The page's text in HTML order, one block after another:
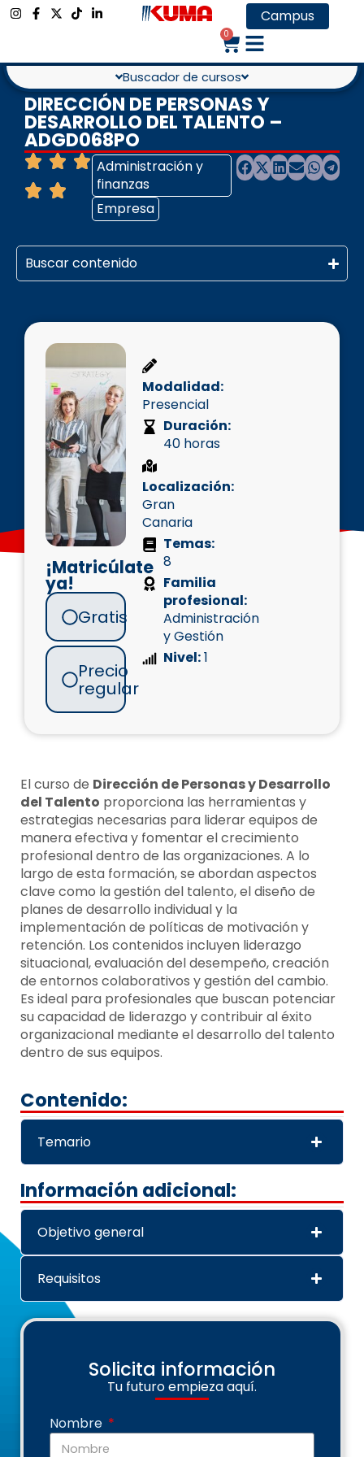
Campus
0
Buscador de cursos
DIRECCIÓN DE PERSONAS Y
DESARROLLO DEL TALENTO –
ADGD068PO
Administración y
finanzas
Empresa
Buscar contenido
¡Matricúlate
ya!
Gratis
Precio
regular
Modalidad:
Presencial
Duración:
40 horas
Localización:
Gran
Canaria
Temas:
8
Familia
profesional:
Administración
y Gestión
Nivel:1
El curso de Dirección de Personas y Desarrollo
del Talento proporciona las herramientas y
estrategias necesarias para liderar equipos de
manera efectiva y fomentar el crecimiento
profesional dentro de las organizaciones. A lo
largo de esta formación, se abordan aspectos
clave como la gestión del talento, el diseño de
planes de desarrollo individual y la
implementación de políticas de motivación y
retención. Los contenidos incluyen liderazgo
situacional, evaluación del desempeño, creación
de entornos colaborativos y gestión del cambio.
Es ideal para profesionales que buscan potenciar
su capacidad de liderazgo y contribuir al éxito
organizacional mediante el desarrollo del talento
dentro de sus equipos.
Contenido:
Temario
Información adicional:
Objetivo general
Requisitos
Solicita información
Tu futuro empieza aquí.
Nombre